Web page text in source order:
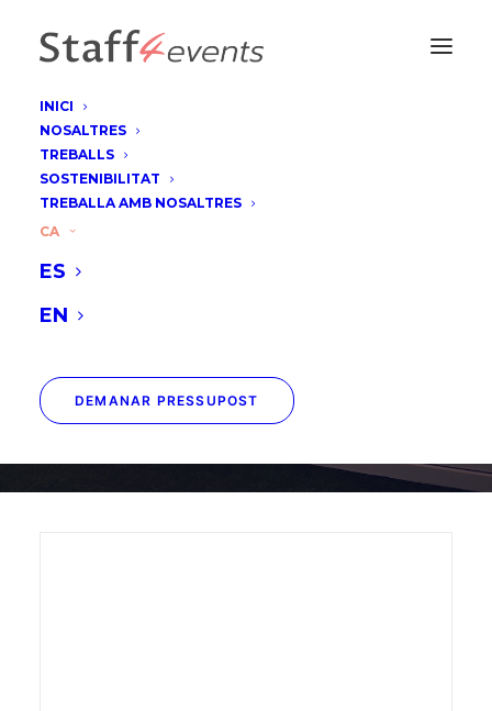
INICI
NOSALTRES
TREBALLS
SOSTENIBILITAT
TREBALLA AMB NOSALTRES
CA
ES
EN
DEMANAR PRESSUPOST
Davis Cup by Rakuten -